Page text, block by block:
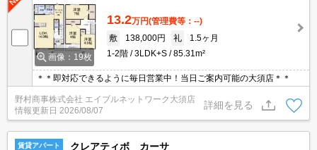
画像：19枚
13.2万円(管理費等：--)
敷
138,000円 礼
1.5ヶ月
1-2階
3LDK+S 85.31m²
＊＊即対応できるように毎日営業中！当日ご案内可能の大須店＊＊
野村商事株式会社 エイブルネットワーク大須店
情報更新日 2026/08/07
詳細を見る
賃貸アパート クレアティボ カーサ